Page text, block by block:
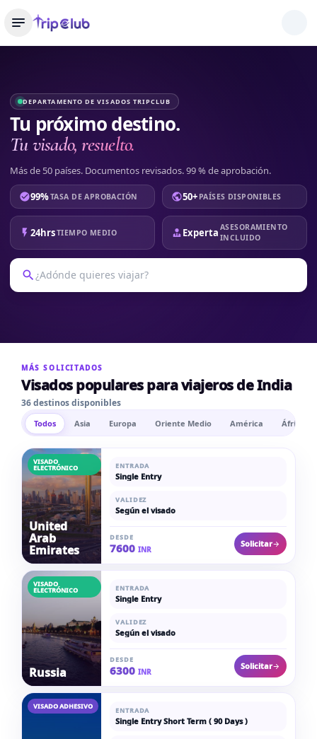
DEPARTAMENTO DE VISADOS TRIPCLUB
Tu próximo destino.
Tu visado, resuelto.
Más de 50 países. Documentos revisados. 99 % de aprobación.
99%TASA DE APROBACIÓN 50+ PAÍSES DISPONIBLES
24hrsTIEMPO MEDIO Experta ASESORAMIENTO
INCLUIDO
¿Adónde quieres viajar?
MÁS SOLICITADOS
Visados populares para viajeros de India
36 destinos disponibles
Todos Asia Europa Oriente Medio América África
VISADO
ELECTRÓNICO
United
Arab
Emirates
ENTRADA
Single Entry
VALIDEZ
Según el visado
DESDE
7600 INR
Solicitar
VISADO
ELECTRÓNICO
Russia
ENTRADA
Single Entry
VALIDEZ
Según el visado
DESDE
6300 INR
Solicitar
VISADO ADHESIVO ENTRADA
Single Entry Short Term ( 90 Days )